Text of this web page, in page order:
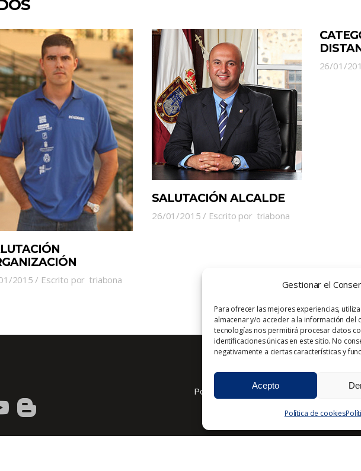
Gestionar el
Para ofrecer las mejores experiencias,
almacenar y/o acceder a la información del
tecnologías nos permitirá procesar datos
identificaciones únicas en este sitio. No
negativamente a ciertas características y
Acepto
Política de cookies
2015 Escrito por triabona
SALUTACIÓN ALCALDE
26/01/2015 Escrito por triabona
26/01/
Política de cookies